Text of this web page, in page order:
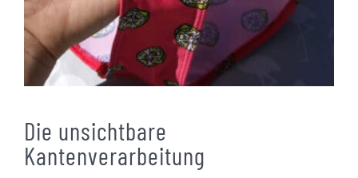
Die unsichtbare
Kantenverarbeitung